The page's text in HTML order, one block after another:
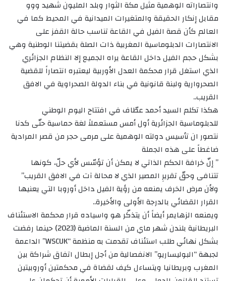
وانتصاراته الوهمية مثيل مكة الثوار وبلد المليون شهيد ووو
مقابل إنكار الحقيقة والمتغيرات الميدانية في المحيط كما في
العالم كأن قصة الفيل في القاعة تناسب حالة القفز على
الانتصارات الدبلوماسية المغربية ذات الصلة بقضيتنا الوطنية وهي
بشكل حجم الفيل داخل القاعة يراه الجميع إلا النظام الجزائري
الذي استغل قرار محكمة العدل الأوربية ليعتبره انتصاراً للقضية
الصحروارية ولبنة قانونية في بناء الدولة الصحراوية في الافق
القريب..
هكذا تكلم السيد أحمد عطّاف في افتتاح اليوم الوطني
للدبلوماسية الجزائرية أول أمس مستعملاً لغة حماسية حتّى كدنا
نتصور ان تأسيس دولته الوهمية على مرمى حجر من قصر المرادية
ضاغطاً على هذه الجملة
” إنّ خرافة الحكم الذاتي لا يمكن أن تؤسّس لأي حلّ، كونها
تتنافى وحقّ تقريرِ المصير الذي لا محالة آت في الافق القريب”
ولأن مرض الخرف يمنعه من رؤية الفيل داخل أوروبا التي يعنيها
القرار القضائي بالدرجة الأولى والأخيرة..
ويمنعه الزهايمر أيضاً أن يتذكّر هو واسياده قرار محكمة الاستئناف
البريطانية بلندن شهر ماي من السنة الماضية (2023) حينما رفضت
بشكل نهائي طلب استئناف تقدمت به منظمة “WSCUK” الداعمة
لجبهة “البوليساريو” الانفصالية من أجل إبطال اتفاق شراكة بين
المغرب وبريطانيا ويتساءل كيف لقضاة في محكمتين أوروبيتين